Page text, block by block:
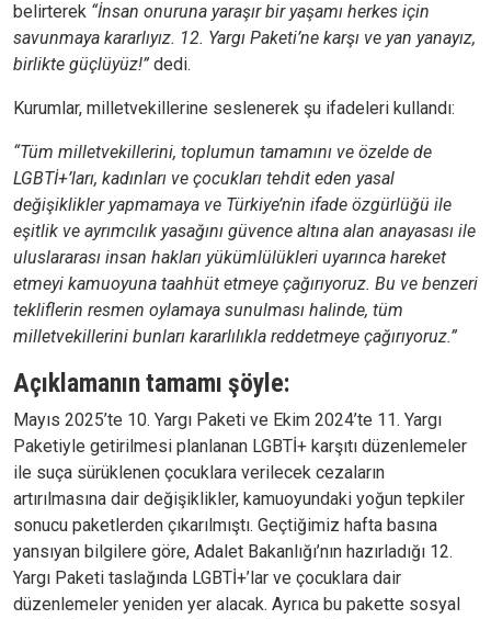
belirterek “İnsan onuruna yaraşır bir yaşamı herkes için
savunmaya kararlıyız. 12. Yargı Paketi’ne karşı ve yan yanayız,
birlikte güçlüyüz!” dedi.
Kurumlar, milletvekillerine seslenerek şu ifadeleri kullandı:
“Tüm milletvekillerini, toplumun tamamını ve özelde de
LGBTİ+’ları, kadınları ve çocukları tehdit eden yasal
değişiklikler yapmamaya ve Türkiye’nin ifade özgürlüğü ile
eşitlik ve ayrımcılık yasağını güvence altına alan anayasası ile
uluslararası insan hakları yükümlülükleri uyarınca hareket
etmeyi kamuoyuna taahhüt etmeye çağırıyoruz. Bu ve benzeri
tekliflerin resmen oylamaya sunulması halinde, tüm
milletvekillerini bunları kararlılıkla reddetmeye çağırıyoruz.”
Açıklamanın tamamı şöyle:
Mayıs 2025’te 10. Yargı Paketi ve Ekim 2024’te 11. Yargı
Paketiyle getirilmesi planlanan LGBTİ+ karşıtı düzenlemeler
ile suça sürüklenen çocuklara verilecek cezaların
artırılmasına dair değişiklikler, kamuoyundaki yoğun tepkiler
sonucu paketlerden çıkarılmıştı. Geçtiğimiz hafta basına
yansıyan bilgilere göre, Adalet Bakanlığı’nın hazırladığı 12.
Yargı Paketi taslağında LGBTİ+’lar ve çocuklara dair
düzenlemeler yeniden yer alacak. Ayrıca bu pakette sosyal